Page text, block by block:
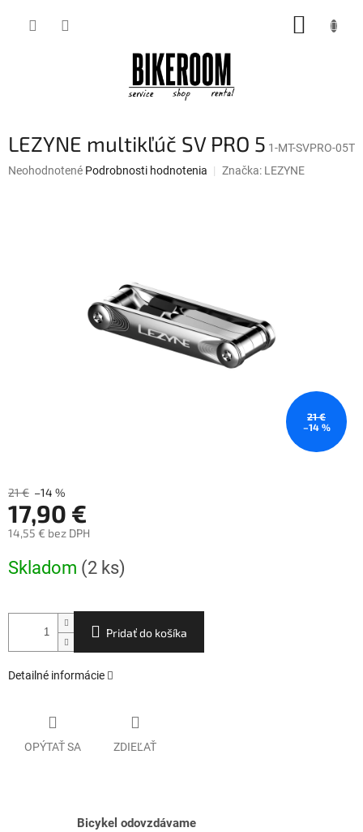
LEZYNE multikľúč SV PRO 5 1-MT-SVPRO-05T
Priemerné
Neohodnotené Podrobnosti hodnotenia Značka: LEZYNE
21 €
–14 %
21 € –14 %
17,90 €
14,55 € bez DPH
cena:
Skladom (2 ks)
Pridať do košíka
Detailné informácie
OPÝTAŤ SA ZDIEĽAŤ
Bicykel odovzdávame